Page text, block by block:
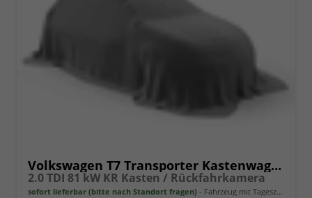
Volkswagen T7 Transporter Kastenwagen
2.0 TDI 81 kW KR Kasten / Rückfahrkamera
sofort lieferbar (bitte nach Standort fragen) Fahrzeug mit Tageszulassung